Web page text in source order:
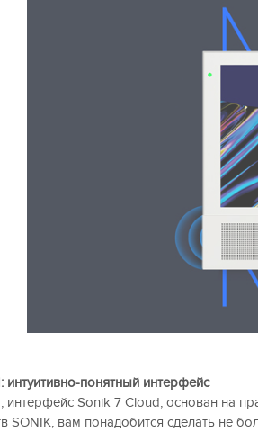
интуитивно-понятный интерфейс
интерфейс Sonik 7 Cloud, основан на
SONIK, вам понадобится сделать не